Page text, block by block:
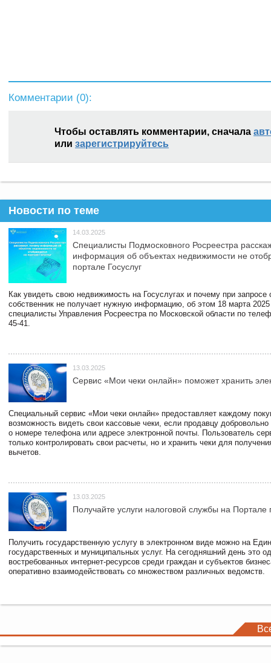
Комментарии (0):
Чтобы оставлять комментарии, сначала
или зарегистрируйтесь
Новости по теме
14.03.2025
Специалисты Подмосковного Росреестра
информация об объектах недвижимости не
портале Госуслуг
Как увидеть свою недвижимость на Госуслугах и почему при запросе
собственник не получает нужную информацию, об этом 18 марта 2025
специалисты Управления Росреестра по Московской области по
45-41.
13.03.2025
Сервис «Мои чеки онлайн» поможет хранить
Специальный сервис «Мои чеки онлайн» предоставляет каждому
возможность видеть свои кассовые чеки, если продавцу
о номере телефона или адресе электронной почты. Пользователь
только контролировать свои расчеты, но и хранить чеки для
вычетов.
13.03.2025
Получайте услуги налоговой службы на Портале
Получить государственную услугу в электронном виде можно на
государственных и муниципальных услуг. На сегодняшний день это
востребованных интернет-ресурсов среди граждан и субъектов
оперативно взаимодействовать со множеством различных ведомств.